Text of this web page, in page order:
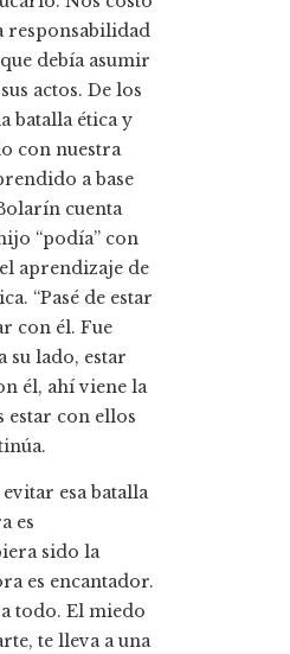
responsabilidad
debía asumir
actos. De los
batalla ética y
con nuestra
a base
cuenta
“podía” con
aprendizaje de
“Pasé de estar
con él. Fue
su lado, estar
él, ahí viene la
estar con ellos
esa batalla
es
sido la
es encantador.
todo. El miedo
te lleva a una